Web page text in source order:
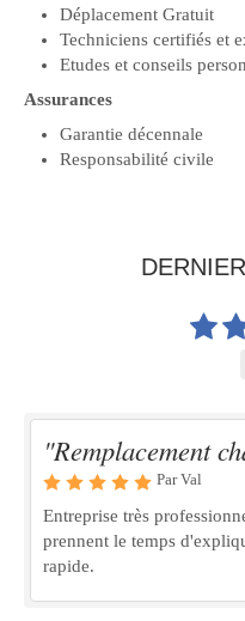
Déplacement Gratuit
Techniciens certifiés et
Etudes et conseils
Assurances
Garantie décennale
Responsabilité civile
"Remplacement
Par Val
Entreprise très
prennent le temps
rapide.